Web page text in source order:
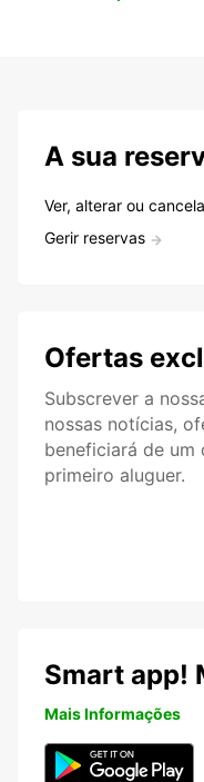
A sua
Ver, alterar ou
Gerir reservas
Ofertas
Subscrever a
nossas notícias,
beneficiará de um
primeiro aluguer.
Smart app!
Mais Informações